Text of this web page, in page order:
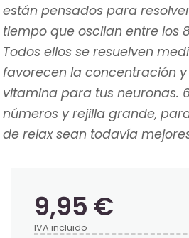
están pensados para
tiempo que oscilan entre los
Todos ellos se resuelven
favorecen la concentración
vitamina para tus neuronas.
números y rejilla grande,
de relax sean todavía
9,95 €
IVA incluido